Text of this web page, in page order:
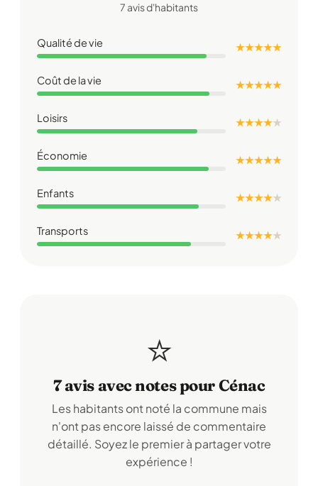
7 avis d'habitants
Qualité de vie ★ ★ ★ ★ ★
Coût de la vie ★ ★ ★ ★ ★
Loisirs ★ ★ ★ ★★
Économie ★ ★ ★ ★ ★
Enfants ★ ★ ★ ★★
Transports ★ ★ ★ ★★
⭐
7 avis avec notes pour Cénac
Les habitants ont noté la commune mais
n'ont pas encore laissé de commentaire
détaillé. Soyez le premier à partager votre
expérience !